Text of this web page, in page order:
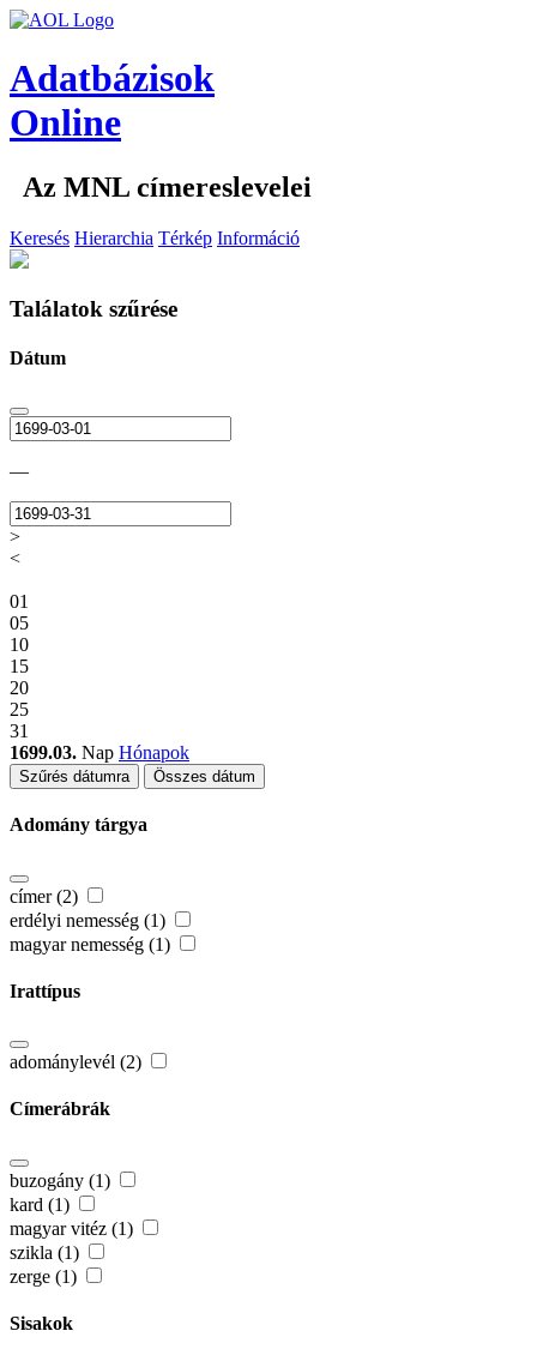
Adatbázisok
Online
Az MNL címereslevelei
Keresés Hierarchia Térkép Információ
Találatok szűrése
Dátum
—
>
<
01
05
10
15
20
25
31
1699.03. Nap Hónapok
Szűrés dátumra Összes dátum
Adomány tárgya
címer (2)
erdélyi nemesség (1)
magyar nemesség (1)
Irattípus
adománylevél (2)
Címerábrák
buzogány (1)
kard (1)
magyar vitéz (1)
szikla (1)
zerge (1)
Sisakok